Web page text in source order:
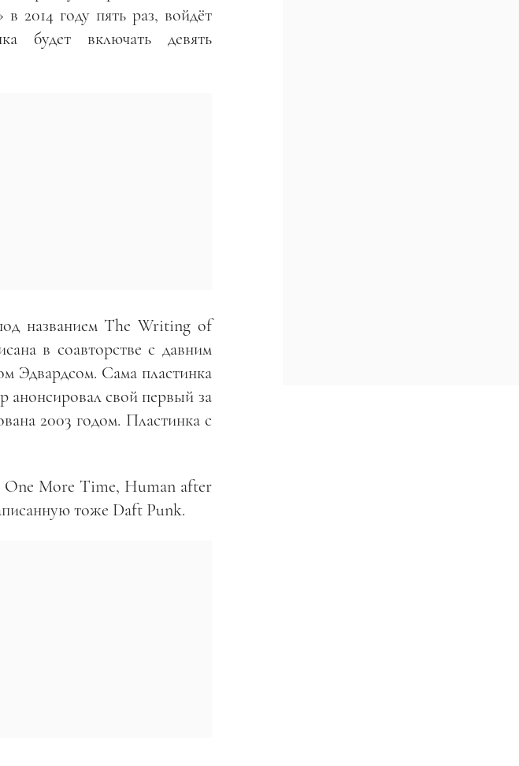
2014 году пять раз, войдёт
будет включать девять
названием The Writing of
в соавторстве с давним
Эдвардсом. Сама пластинка
анонсировал свой первый за
2003 годом. Пластинка с
One More Time, Human after
тоже Daft Punk.